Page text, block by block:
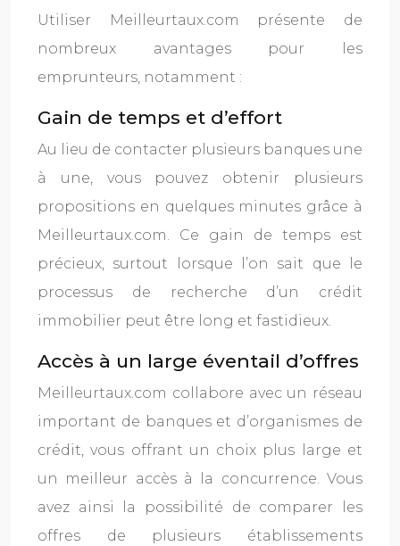
Utiliser Meilleurtaux.com présente de
nombreux avantages pour les
emprunteurs, notamment :
Gain de temps et d’effort
Au lieu de contacter plusieurs banques une
à une, vous pouvez obtenir plusieurs
propositions en quelques minutes grâce à
Meilleurtaux.com. Ce gain de temps est
précieux, surtout lorsque l’on sait que le
processus de recherche d’un crédit
immobilier peut être long et fastidieux.
Accès à un large éventail d’offres
Meilleurtaux.com collabore avec un réseau
important de banques et d’organismes de
crédit, vous offrant un choix plus large et
un meilleur accès à la concurrence. Vous
avez ainsi la possibilité de comparer les
offres de plusieurs établissements